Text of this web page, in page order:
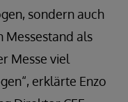
sondern auch
Messestand als
Messe viel
erklärte Enzo